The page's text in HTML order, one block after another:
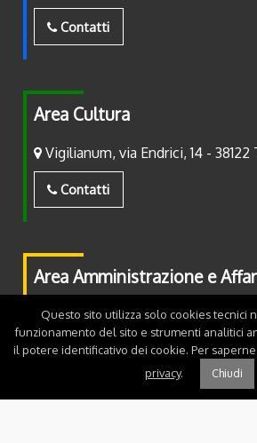
Contatti
Area Cultura
Vigilianum, via Endrici, 14 - 38122
Contatti
Area Amministrazione e
Piazza Fiera, 2 - 38122 Trento
Contatti
Questo sito utilizza solo cookies tecnici
funzionamento del sito e strumenti analitici
il potere identificativo dei cookie. Per
privacy. Chiudi